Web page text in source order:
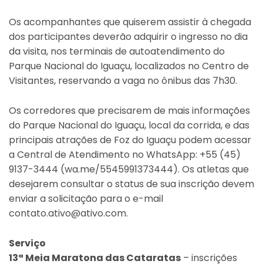
Os acompanhantes que quiserem assistir à chegada
dos participantes deverão adquirir o ingresso no dia
da visita, nos terminais de autoatendimento do
Parque Nacional do Iguaçu, localizados no Centro de
Visitantes, reservando a vaga no ônibus das 7h30.
Os corredores que precisarem de mais informações
do Parque Nacional do Iguaçu, local da corrida, e das
principais atrações de Foz do Iguaçu podem acessar
a Central de Atendimento no WhatsApp: +55 (45)
9137-3444 (wa.me/5545991373444). Os atletas que
desejarem consultar o status de sua inscrição devem
enviar a solicitação para o e-mail
contato.ativo@ativo.com.
Serviço
13ª Meia Maratona das Cataratas – inscrições